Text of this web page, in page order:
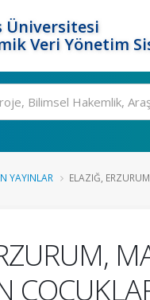
Üniversitesi
Veri Yönetim
YAYINLAR ELAZIĞ,